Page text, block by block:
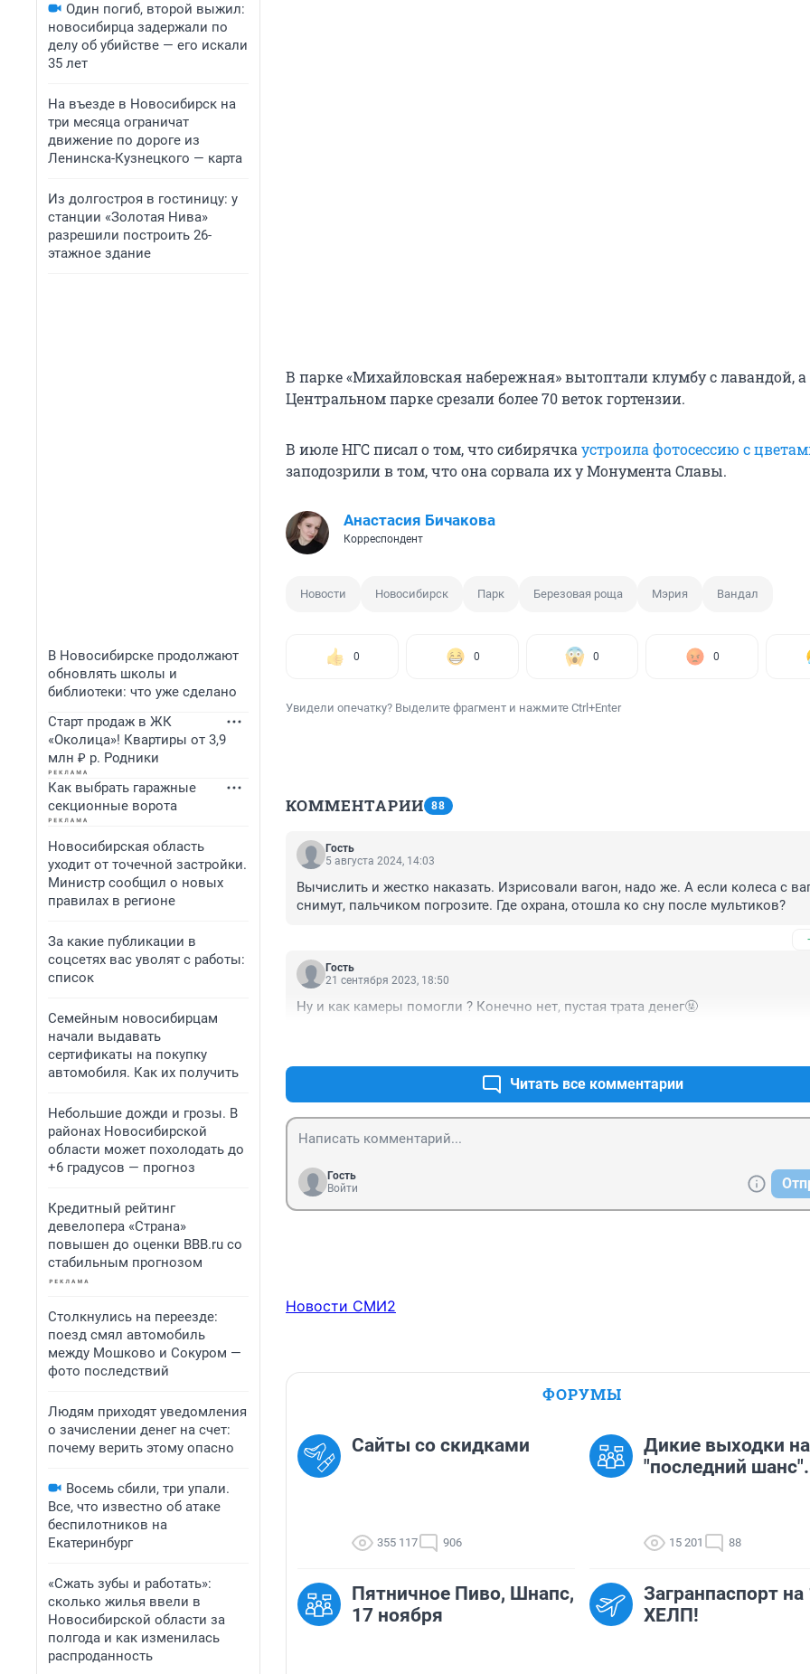
Один погиб, второй выжил:
новосибирца задержали по
делу об убийстве — его искали
35 лет
На въезде в Новосибирск на
три месяца ограничат
движение по дороге из
Ленинска-Кузнецкого — карта
Из долгостроя в гостиницу: у
станции «Золотая Нива»
разрешили построить 26-
этажное здание
В Новосибирске продолжают
обновлять школы и
библиотеки: что уже сделано
Старт продаж в ЖК
«Околица»! Квартиры от 3,9
млн ₽ р. Родники
Как выбрать гаражные
секционные ворота
Новосибирская область
уходит от точечной застройки.
Министр сообщил о новых
правилах в регионе
За какие публикации в
соцсетях вас уволят с работы:
список
Семейным новосибирцам
начали выдавать
сертификаты на покупку
автомобиля. Как их получить
Небольшие дожди и грозы. В
районах Новосибирской
области может похолодать до
+6 градусов — прогноз
Кредитный рейтинг
девелопера «Страна»
повышен до оценки BBB.ru со
стабильным прогнозом
Столкнулись на переезде:
поезд смял автомобиль
между Мошково и Сокуром —
фото последствий
Людям приходят уведомления
о зачислении денег на счет:
почему верить этому опасно
Восемь сбили, три упали.
Все, что известно об атаке
беспилотников на
Екатеринбург
«Сжать зубы и работать»:
сколько жилья ввели в
Новосибирской области за
полгода и как изменилась
распроданность
В парке «Михайловская набережная» вытоптали клумбу с лавандой, а
Центральном парке срезали более 70 веток гортензии.
В июле НГС писал о том, что сибирячка устроила фотосессию с
заподозрили в том, что она сорвала их у Монумента Славы.
Анастасия Бичакова
Корреспондент
Новости Новосибирск Парк Березовая роща Мэрия Вандал
0 0 0 0
Увидели опечатку? Выделите фрагмент и нажмите Ctrl+Enter
КОММЕНТАРИИ 88
Гость
5 августа 2024, 14:03
Вычислить и жестко наказать. Изрисовали вагон, надо же. А если колеса с
снимут, пальчиком погрозите. Где охрана, отошла ко сну после мультиков?
Гость
21 сентября 2023, 18:50
Ну и как камеры помогли ? Конечно нет, пустая трата денег🤬
Читать все комментарии
Гость
Войти
Новости СМИ2
ФОРУМЫ
Сайты со скидками
355 117 906
Дикие выходки
"последний
15 201 88
Пятничное Пиво, Шнапс,
17 ноября
Загранпаспорт на
ХЕЛП!